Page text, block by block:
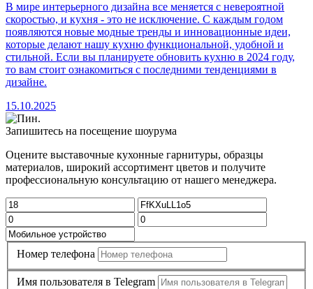
В мире интерьерного дизайна все меняется с невероятной
скоростью, и кухня - это не исключение. С каждым годом
появляются новые модные тренды и инновационные идеи,
которые делают нашу кухню функциональной, удобной и
стильной. Если вы планируете обновить кухню в 2024 году,
то вам стоит ознакомиться с последними тенденциями в
дизайне.
15.10.2025
Запишитесь на посещение шоурума
Оцените выставочные кухонные гарнитуры, образцы
материалов, широкий ассортимент цветов и получите
профессиональную консультацию от нашего менеджера.
Номер телефона
Имя пользователя в Telegram